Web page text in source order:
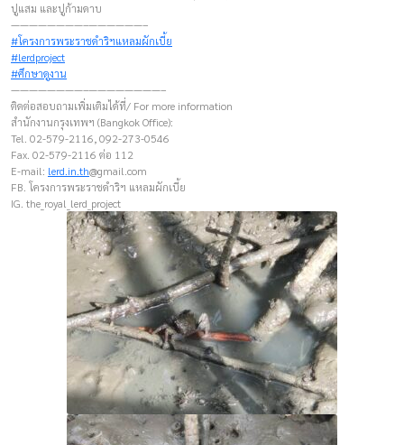
ปูแสม และปูก้ามดาบ
————————–——————–
#โครงการพระราชดำริฯแหลมผักเบี้ย
#lerdproject
#ศึกษาดูงาน
————————–————————–
ติดต่อสอบถามเพิ่มเติมได้ที่/ For more information
สำนักงานกรุงเทพฯ (Bangkok Office):
Tel. 02-579-2116, 092-273-0546
Fax. 02-579-2116 ต่อ 112
E-mail: lerd.in.th@gmail.com
FB. โครงการพระราชดำริฯ แหลมผักเบี้ย
IG. the_royal_lerd_project